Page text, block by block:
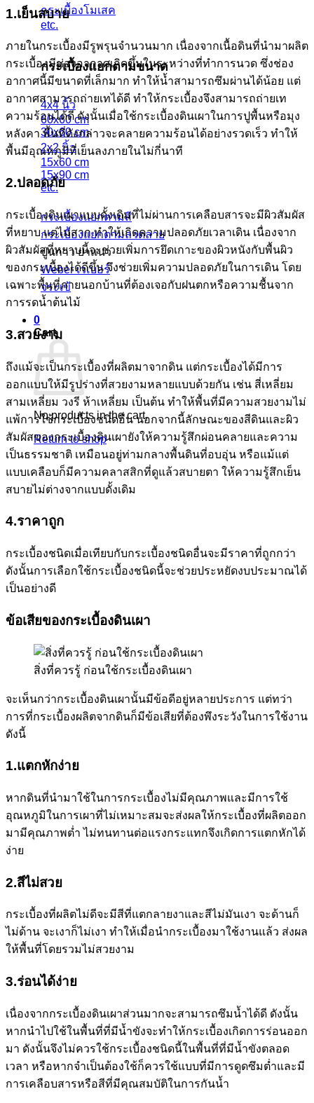
กระเบื้องโมเสค
etc.
กระเบื้องแยกตามขนาด
4x4 นิ้ว
60x60 cm
30x60 cm
2x2 นิ้ว
15x60 cm
15x90 cm
etc.
กระเบื้องแยกตามสี
กระเบื้องแยกตามลวดลาย
ปูนกาว ยาแนว
Weber เวเบอร์
จระเข้
0
Cart
No products in the cart.
Return to shop
1.เย็นสบาย
ภายในกระเบื้องมีรูพรุนจำนวนมาก เนื่องจากเนื้อดินที่นำมาผลิต
กระเบื้องมีช่องอากาศเกิดขึ้นในระหว่างที่ทำการนวด ซึ่งช่อง
อากาศนี้มีขนาดที่เล็กมาก ทำให้น้ำสามารถซึมผ่านได้น้อย แต่
อากาศสามารถถ่ายเทได้ดี ทำให้กระเบื้องจึงสามารถถ่ายเท
ความร้อนได้ดี ดังนั้นเมื่อใช้กระเบื้องดินเผาในการปูพื้นหรือมุง
หลังคา พื้นที่ดังกล่าวจะคลายความร้อนได้อย่างรวดเร็ว ทำให้
พื้นมีอุณหภูมิที่เย็นลงภายในไม่กี่นาที
2.ปลอดภัย
กระเบื้องดินเผาแบบดั้งเดิมที่ไม่ผ่านการเคลือบสารจะมีผิวสัมผัส
ที่หยาบ แต่ไม่สาก ทำให้เกิดความปลอดภัยเวลาเดิน เนื่องจาก
ผิวสัมผัสที่หยาบนี้จะช่วยเพิ่มการยึดเกาะของผิวหนังกับพื้นผิว
ของกระเบื้องได้ดีขึ้น จึงช่วยเพิ่มความปลอดภัยในการเดิน โดย
เฉพาะพื้นที่ภายนอกบ้านที่ต้องเจอกับฝนตกหรือความชื้นจาก
การรดน้ำต้นไม้
3.สวยงาม
ถึงแม้จะเป็นกระเบื้องที่ผลิตมาจากดิน แต่กระเบื้องได้มีการ
ออกแบบให้มีรูปร่างที่สวยงามหลายแบบด้วยกัน เช่น สี่เหลี่ยม
สามเหลี่ยม วงรี ห้าเหลี่ยม เป็นต้น ทำให้พื้นที่มีความสวยงามไม่
แพ้การใช้กระเบื้องชนิดอื่น นอกจากนี้ลักษณะของสีดินและผิว
สัมผัสของกระเบื้องดินเผายังให้ความรู้สึกผ่อนคลายและความ
เป็นธรรมชาติ เหมือนอยู่ท่ามกลางพื้นดินที่อบอุ่น หรือแม้แต่
แบบเคลือบก็มีความคลาสสิกที่ดูแล้วสบายตา ให้ความรู้สึกเย็น
สบายไม่ต่างจากแบบดั้งเดิม
4.ราคาถูก
กระเบื้องชนิดเมื่อเทียบกับกระเบื้องชนิดอื่นจะมีราคาที่ถูกกว่า
ดังนั้นการเลือกใช้กระเบื้องชนิดนี้จะช่วยประหยัดงบประมาณได้
เป็นอย่างดี
ข้อเสียของกระเบื้องดินเผา
สิ่งที่ควรรู้ ก่อนใช้กระเบื้องดินเผา
จะเห็นกว่ากระเบื้องดินเผานั้นมีข้อดีอยู่หลายประการ แต่ทว่า
การที่กระเบื้องผลิตจากดินก็มีข้อเสียที่ต้องพึงระวังในการใช้งาน
ดังนี้
1.แตกหักง่าย
หากดินที่นำมาใช้ในการกระเบื้องไม่มีคุณภาพและมีการใช้
อุณหภูมิในการเผาที่ไม่เหมาะสมจะส่งผลให้กระเบื้องที่ผลิตออก
มามีคุณภาพต่ำ ไม่ทนทานต่อแรงกระแทกจึงเกิดการแตกหักได้
ง่าย
2.สีไม่สวย
กระเบื้องที่ผลิตไม่ดีจะมีสีที่แตกลายงาและสีไม่มันเงา จะด้านก็
ไม่ด้าน จะเงาก็ไม่เงา ทำให้เมื่อนำกระเบื้องมาใช้งานแล้ว ส่งผล
ให้พื้นที่โดยรวมไม่สวยงาม
3.ร่อนได้ง่าย
เนื่องจากกระเบื้องดินเผาส่วนมากจะสามารถซึมน้ำได้ดี ดังนั้น
หากนำไปใช้ในพื้นที่ที่มีน้ำขังจะทำให้กระเบื้องเกิดการร่อนออก
มา ดังนั้นจึงไม่ควรใช้กระเบื้องชนิดนี้ในพื้นที่ที่มีน้ำขังตลอด
เวลา หรือหากจำเป็นต้องใช้ก็ควรใช้แบบที่มีการดูดซึมต่ำและมี
การเคลือบสารหรือสีที่มีคุณสมบัติในการกันน้ำ